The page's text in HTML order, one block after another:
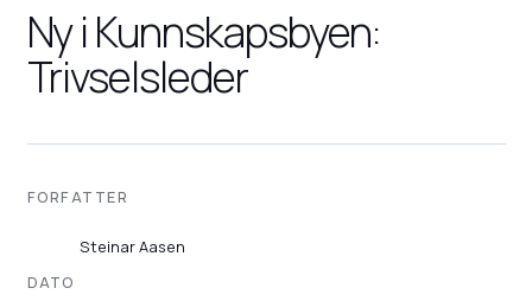
Ny i Kunnskapsbyen:
Trivselsleder
FORFATTER
Steinar Aasen
DATO